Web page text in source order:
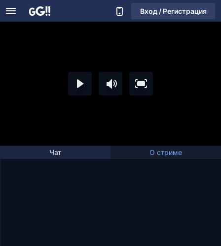
Вход / Регистрация
Чат О стриме